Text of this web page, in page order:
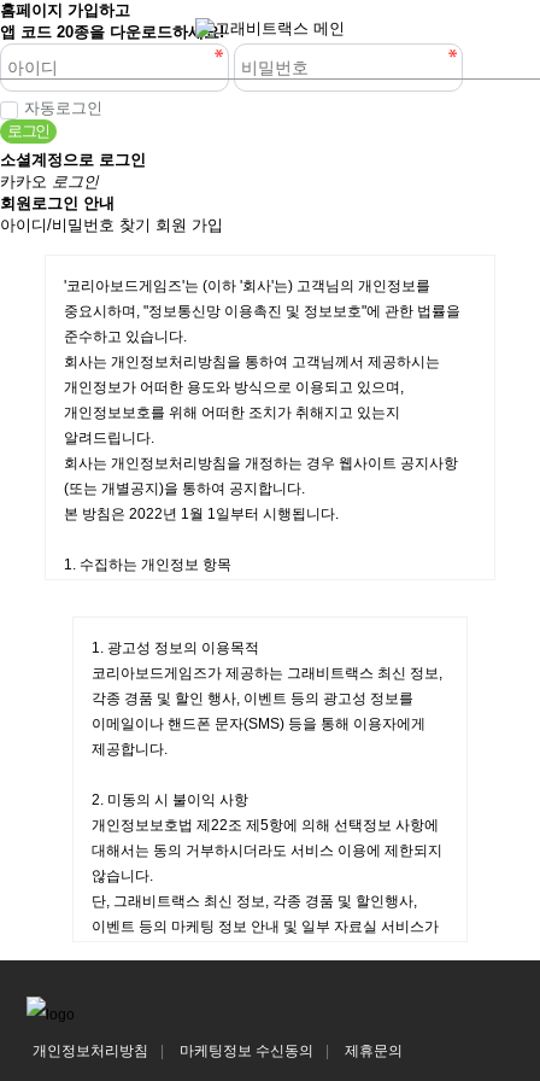
홈페이지 가입하고
앱 코드 20종을 다운로드하세요!
자동로그인
로그인
소셜계정으로 로그인
카카오 로그인
회원로그인 안내
아이디/비밀번호 찾기 회원 가입
'코리아보드게임즈'는 (이하 '회사'는) 고객님의 개인정보를
중요시하며, "정보통신망 이용촉진 및 정보보호"에 관한 법률을
준수하고 있습니다.
회사는 개인정보처리방침을 통하여 고객님께서 제공하시는
개인정보가 어떠한 용도와 방식으로 이용되고 있으며,
개인정보보호를 위해 어떠한 조치가 취해지고 있는지
알려드립니다.
회사는 개인정보처리방침을 개정하는 경우 웹사이트 공지사항
(또는 개별공지)을 통하여 공지합니다.
본 방침은 2022년 1월 1일부터 시행됩니다.
1. 수집하는 개인정보 항목
번호, 주소
나. 자동 수집항목
수집 정보 : 접속 IP 정보, 쿠키, 서비스 이용기록, 접속 로그 등
다. 기타 수집항목(제품 구매, 이벤트 혹은 마케팅 활용 등)
수집 정보 : 주소, 전화번호, 휴대폰번호, 이름, 이메일 등
별도 공지 후 해당 정보를 수집합니다.
라. 수집 방법
회원가입, 서면 양식, 전화, 게시판, 이벤트 응모 등 회원의 직접
입력
마. 간편가입시
카카오 : 프로필 정보(닉네임/프로필 사진), 주소 , 카카오계정
가. 서비스 회원 가입
서비스(온라인 상의 인터넷 서비스, 사이트 및 콘텐츠, 이하
1. 광고성 정보의 이용목적
코리아보드게임즈가 제공하는 그래비트랙스 최신 정보,
각종 경품 및 할인 행사, 이벤트 등의 광고성 정보를
이메일이나 핸드폰 문자(SMS) 등을 통해 이용자에게
제공합니다.
2. 미동의 시 불이익 사항
개인정보보호법 제22조 제5항에 의해 선택정보 사항에
대해서는 동의 거부하시더라도 서비스 이용에 제한되지
않습니다.
단, 그래비트랙스 최신 정보, 각종 경품 및 할인행사,
이벤트 등의 마케팅 정보 안내 및 일부 자료실 서비스가
않을 경우 ‘회원로그인 > Edit’에서 철회를 요청할 수
개인정보처리방침 마케팅정보 수신동의 제휴문의